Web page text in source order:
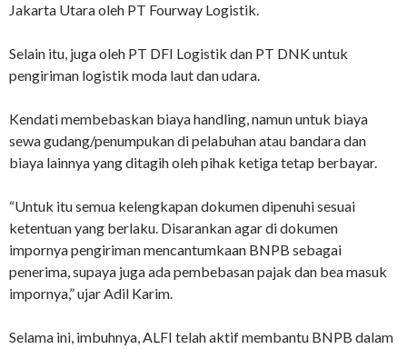
Jakarta Utara oleh PT Fourway Logistik.
Selain itu, juga oleh PT DFI Logistik dan PT DNK untuk
pengiriman logistik moda laut dan udara.
Kendati membebaskan biaya handling, namun untuk biaya
sewa gudang/penumpukan di pelabuhan atau bandara dan
biaya lainnya yang ditagih oleh pihak ketiga tetap berbayar.
“Untuk itu semua kelengkapan dokumen dipenuhi sesuai
ketentuan yang berlaku. Disarankan agar di dokumen
impornya pengiriman mencantumkaan BNPB sebagai
penerima, supaya juga ada pembebasan pajak dan bea masuk
impornya,” ujar Adil Karim.
Selama ini, imbuhnya, ALFI telah aktif membantu BNPB dalam